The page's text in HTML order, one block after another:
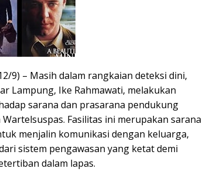
9) – Masih dalam rangkaian deteksi dini,
Lampung, Ike Rahmawati, melakukan
sarana dan prasarana pendukung
Fasilitas ini merupakan sarana
menjalin komunikasi dengan keluarga,
sistem pengawasan yang ketat demi
dalam lapas.